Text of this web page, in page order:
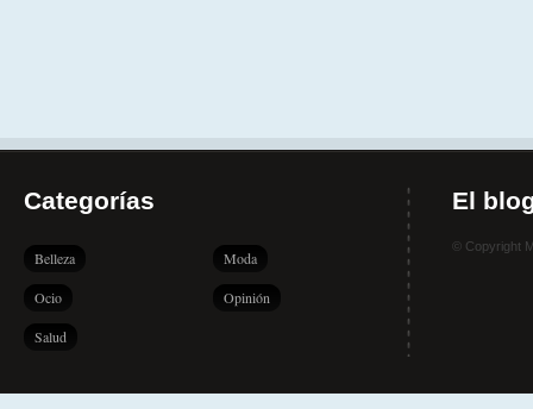
Categorías
Belleza Moda
Ocio Opinión
Salud
El
© Copyright